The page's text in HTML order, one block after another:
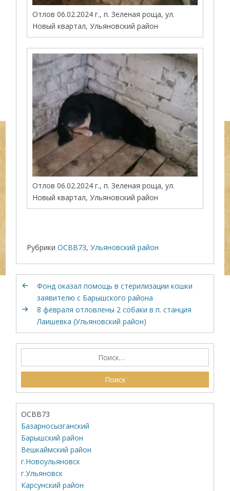
Отлов 06.02.2024 г., п. Зеленая роща, ул.
Новый квартал, Ульяновский район
Отлов 06.02.2024 г., п. Зеленая роща, ул.
Новый квартал, Ульяновский район
Рубрики ОСВВ73,Ульяновский район
Фонд оказал помощь в стерилизации кошки
заявителю с Барышского района
8 февраля отловлены 2 собаки в п. станция
Лаишевка (Ульяновский район)
ОСВВ73
Базарносызганский
Барышский район
Вешкаймский район
г.Новоульяновск
г.Ульяновск
Карсунский район